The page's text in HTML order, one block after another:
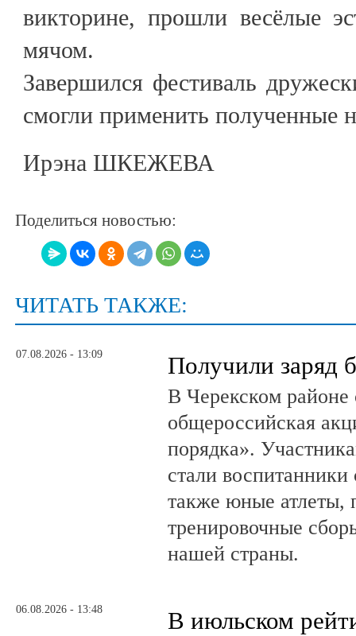
викторине, прошли весёлые
мячом.
Завершился фестиваль
смогли применить полученные
Ирэна ШКЕЖЕВА
Поделиться новостью:
ЧИТАТЬ ТАКЖЕ:
07.08.2026 - 13:09 Получили заряд
В Черекском районе
общероссийская
порядка».
стали
также юные атлеты,
тренировочные
нашей страны.
06.08.2026 - 13:48
В июльском